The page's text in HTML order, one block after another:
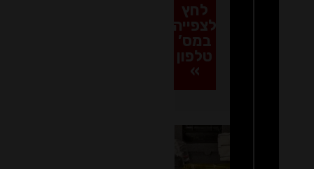
לחץ
לצפייה
במס’
טלפון
»